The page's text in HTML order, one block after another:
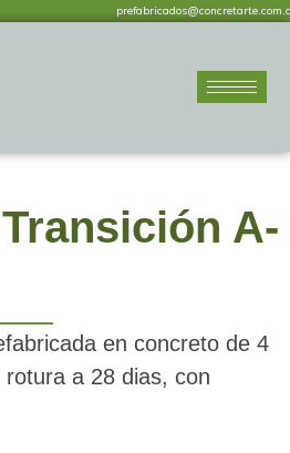
A-
en concreto de 4
a 28 dias, con